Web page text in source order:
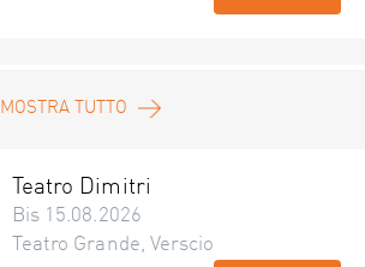
MOSTRA TUTTO
Teatro Dimitri
Bis 15.08.2026
Teatro Grande, Verscio